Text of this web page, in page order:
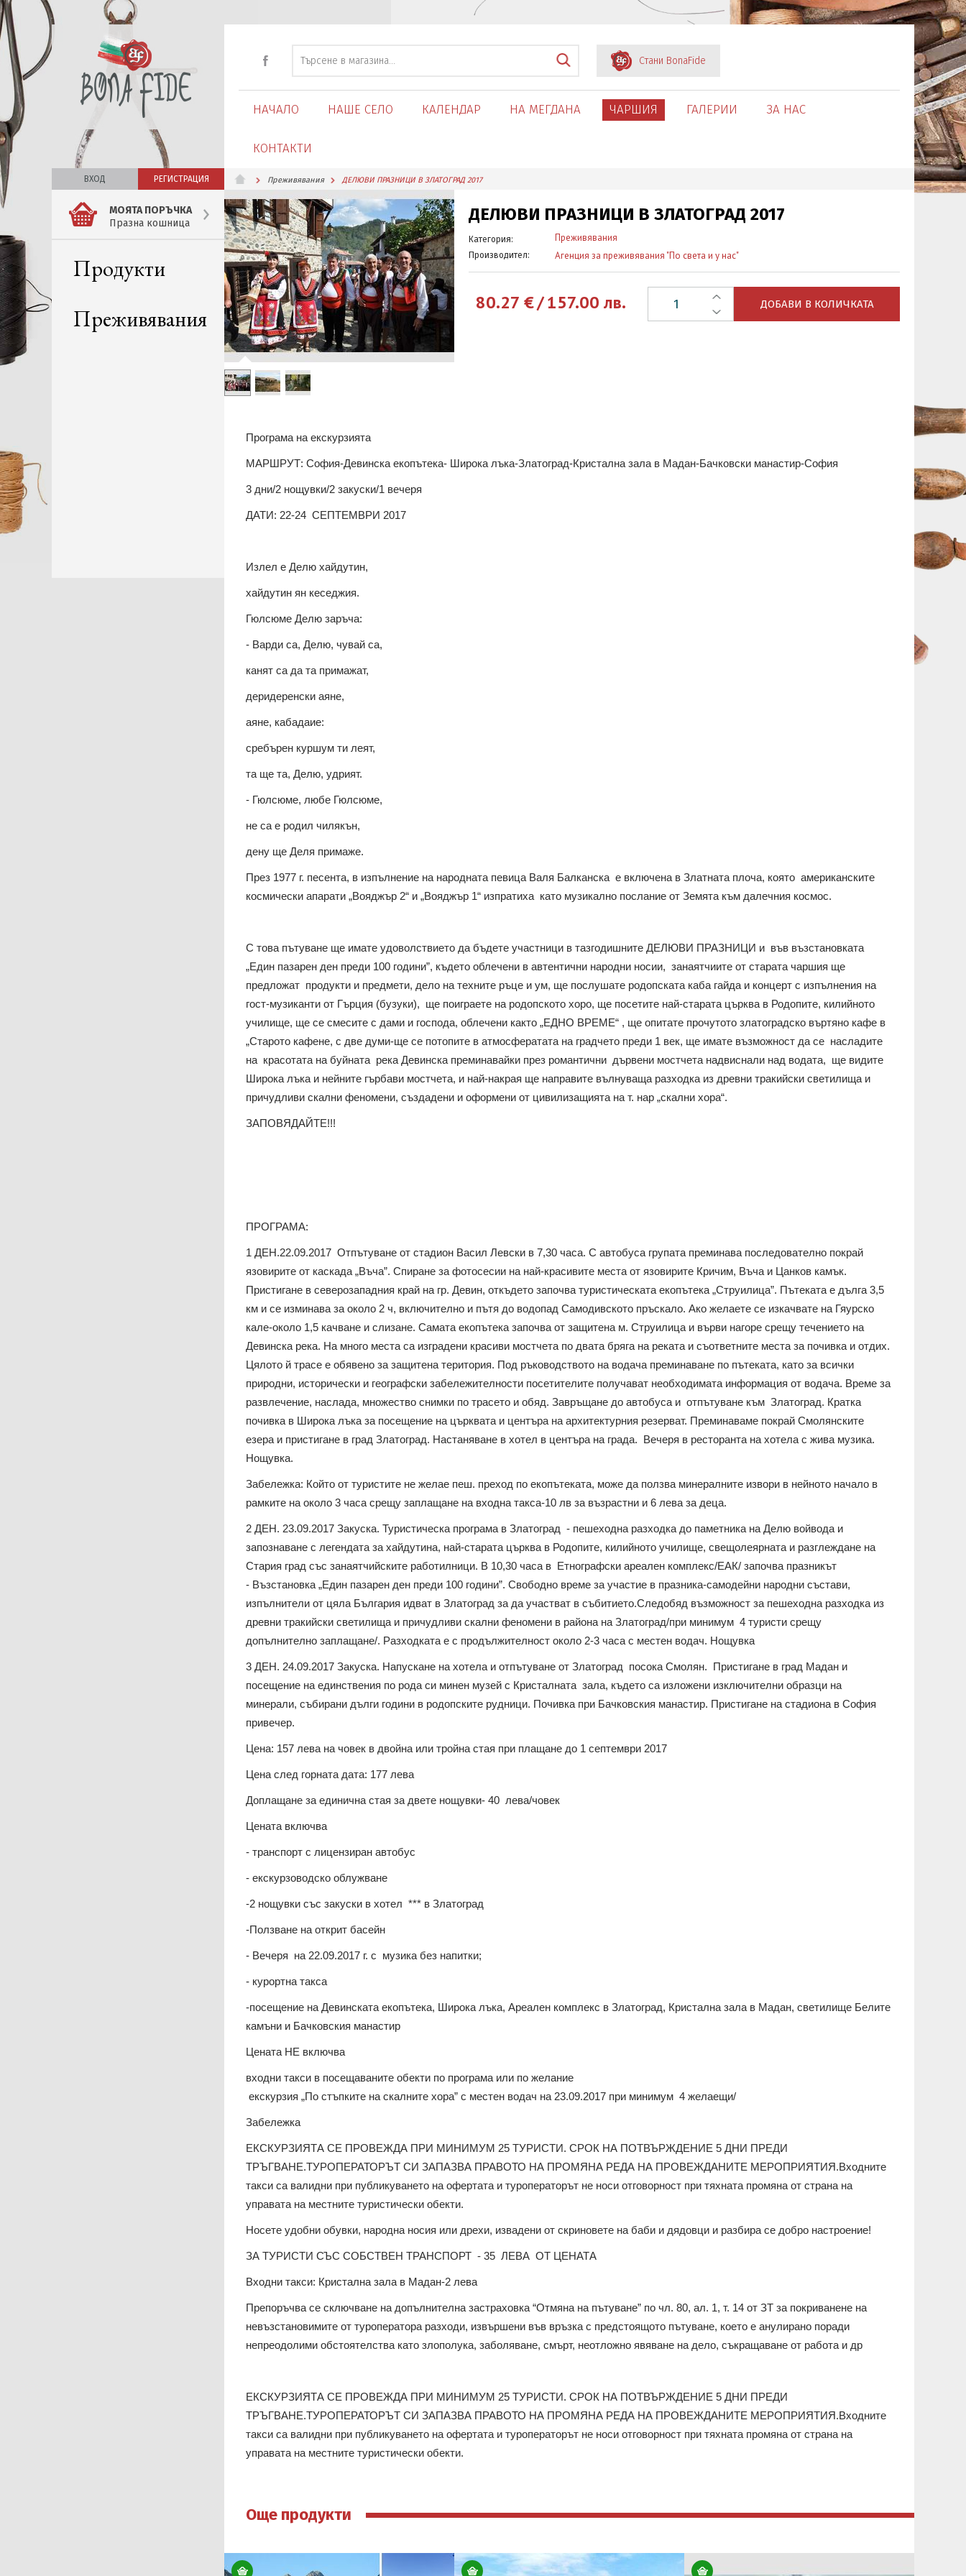
Стани BonaFide
НАЧАЛО НАШЕ СЕЛО КАЛЕНДАР НА МЕГДАНА ЧАРШИЯ ГАЛЕРИИ ЗА НАС
КОНТАКТИ
ВХОД РЕГИСТРАЦИЯ
МОЯТА ПОРЪЧКА
Празна кошница
Продукти
Преживявания
Преживявания ДЕЛЮВИ ПРАЗНИЦИ В ЗЛАТОГРАД 2017
ДЕЛЮВИ ПРАЗНИЦИ В ЗЛАТОГРАД 2017
Категория: Преживявания
Производител: Агенция за преживявания "По света и у нас"
80.27 €/157.00 лв. ДОБАВИ В КОЛИЧКАТА
Програма на екскурзията
МАРШРУТ: София-Девинска екопътека- Широка лъка-Златоград-Кристална зала в Мадан-Бачковски манастир-София
3 дни/2 нощувки/2 закуски/1 вечеря
ДАТИ: 22-24 СЕПТЕМВРИ 2017
Излел е Делю хайдутин,
хайдутин ян кеседжия.
Гюлсюме Делю заръча:
- Варди са, Делю, чувай са,
канят са да та примажат,
деридеренски аяне,
аяне, кабадаие:
сребърен куршум ти леят,
та ще та, Делю, удрият.
- Гюлсюме, любе Гюлсюме,
не са е родил чилякън,
дену ще Деля примаже.
През 1977 г. песента, в изпълнение на народната певица Валя Балканска е включена в Златната плоча, която американските
космически апарати „Вояджър 2“ и „Вояджър 1“ изпратиха като музикално послание от Земята към далечния космос.
С това пътуване ще имате удоволствието да бъдете участници в тазгодишните ДЕЛЮВИ ПРАЗНИЦИ и във възстановката
„Един пазарен ден преди 100 години”, където облечени в автентични народни носии, занаятчиите от старата чаршия ще
предложат продукти и предмети, дело на техните ръце и ум, ще послушате родопската каба гайда и концерт с изпълнения на
гост-музиканти от Гърция (бузуки), ще поиграете на родопското хоро, ще посетите най-старата църква в Родопите, килийното
училище, ще се смесите с дами и господа, облечени както „ЕДНО ВРЕМЕ“ , ще опитате прочутото златоградско въртяно кафе в
„Старото кафене, с две думи-ще се потопите в атмосфератата на градчето преди 1 век, ще имате възможност да се насладите
на красотата на буйната река Девинска преминавайки през романтични дървени мостчета надвиснали над водата, ще видите
Широка лъка и нейните гърбави мостчета, и най-накрая ще направите вълнуваща разходка из древни тракийски светилища и
причудливи скални феномени, създадени и оформени от цивилизащията на т. нар „скални хора“.
ЗАПОВЯДАЙТЕ!!!
ПРОГРАМА:
1 ДЕН.22.09.2017 Отпътуване от стадион Васил Левски в 7,30 часа. С автобуса групата преминава последователно покрай
язовирите от каскада „Въча”. Спиране за фотосесии на най-красивите места от язовирите Кричим, Въча и Цанков камък.
Пристигане в северозападния край на гр. Девин, откъдето започва туристическата екопътека „Струилица”. Пътеката е дълга 3,5
км и се изминава за около 2 ч, включително и пътя до водопад Самодивското пръскало. Ако желаете се изкачвате на Гяурско
кале-около 1,5 качване и слизане. Самата екопътека започва от защитена м. Струилица и върви нагоре срещу течението на
Девинска река. На много места са изградени красиви мостчета по двата бряга на реката и съответните места за почивка и отдих.
Цялото й трасе е обявено за защитена територия. Под ръководството на водача преминаване по пътеката, като за всички
природни, исторически и географски забележителности посетителите получават необходимата информация от водача. Време за
развлечение, наслада, множество снимки по трасето и обяд. Завръщане до автобуса и отпътуване към Златоград. Кратка
почивка в Широка лъка за посещение на църквата и центъра на архитектурния резерват. Преминаваме покрай Смолянските
езера и пристигане в град Златоград. Настаняване в хотел в центъра на града. Вечеря в ресторанта на хотела с жива музика.
Нощувка.
Забележка: Който от туристите не желае пеш. преход по екопътеката, може да ползва минералните извори в нейното начало в
рамките на около 3 часа срещу заплащане на входна такса-10 лв за възрастни и 6 лева за деца.
2 ДЕН. 23.09.2017 Закуска. Туристическа програма в Златоград - пешеходна разходка до паметника на Делю войвода и
запознаване с легендата за хайдутина, най-старата църква в Родопите, килийното училище, свещолеярната и разглеждане на
Стария град със занаятчийските работилници. В 10,30 часа в Етнографски ареален комплекс/ЕАК/ започва празникът
- Възстановка „Един пазарен ден преди 100 години”. Свободно време за участие в празника-самодейни народни състави,
изпълнители от цяла България идват в Златоград за да участват в събитието.Следобяд възможност за пешеходна разходка из
древни тракийски светилища и причудливи скални феномени в района на Златоград/при минимум 4 туристи срещу
допълнително заплащане/. Разходката е с продължителност около 2-3 часа с местен водач. Нощувка
3 ДЕН. 24.09.2017 Закуска. Напускане на хотела и отпътуване от Златоград посока Смолян. Пристигане в град Мадан и
посещение на единствения по рода си минен музей с Кристалната зала, където са изложени изключителни образци на
минерали, събирани дълги години в родопските рудници. Почивка при Бачковския манастир. Пристигане на стадиона в София
привечер.
Цена: 157 лева на човек в двойна или тройна стая при плащане до 1 септември 2017
Цена след горната дата: 177 лева
Доплащане за единична стая за двете нощувки- 40 лева/човек
Цената включва
- транспорт с лицензиран автобус
- екскурзоводско облужване
-2 нощувки със закуски в хотел *** в Златоград
-Ползване на открит басейн
- Вечеря на 22.09.2017 г. с музика без напитки;
- курортна такса
-посещение на Девинската екопътека, Широка лъка, Ареален комплекс в Златоград, Кристална зала в Мадан, светилище Белите
камъни и Бачковския манастир
Цената НЕ включва
входни такси в посещаваните обекти по програма или по желание
екскурзия „По стъпките на скалните хора” с местен водач на 23.09.2017 при минимум 4 желаещи/
Забележка
ЕКСКУРЗИЯТА СЕ ПРОВЕЖДА ПРИ МИНИМУМ 25 ТУРИСТИ. СРОК НА ПОТВЪРЖДЕНИЕ 5 ДНИ ПРЕДИ
ТРЪГВАНЕ.ТУРОПЕРАТОРЪТ СИ ЗАПАЗВА ПРАВОТО НА ПРОМЯНА РЕДА НА ПРОВЕЖДАНИТЕ МЕРОПРИЯТИЯ.Входните
такси са валидни при публикуването на офертата и туроператорът не носи отговорност при тяхната промяна от страна на
управата на местните туристически обекти.
Носете удобни обувки, народна носия или дрехи, извадени от скриновете на баби и дядовци и разбира се добро настроение!
ЗА ТУРИСТИ СЪС СОБСТВЕН ТРАНСПОРТ - 35 ЛЕВА ОТ ЦЕНАТА
Входни такси: Кристална зала в Мадан-2 лева
Препоръчва се сключване на допълнителна застраховка “Отмяна на пътуване” по чл. 80, ал. 1, т. 14 от ЗТ за покриванене на
невъзстановимите от туроператора разходи, извършени във връзка с предстоящото пътуване, което е анулирано поради
непреодолими обстоятелства като злополука, заболяване, смърт, неотложно явяване на дело, съкращаване от работа и др
ЕКСКУРЗИЯТА СЕ ПРОВЕЖДА ПРИ МИНИМУМ 25 ТУРИСТИ. СРОК НА ПОТВЪРЖДЕНИЕ 5 ДНИ ПРЕДИ
ТРЪГВАНЕ.ТУРОПЕРАТОРЪТ СИ ЗАПАЗВА ПРАВОТО НА ПРОМЯНА РЕДА НА ПРОВЕЖДАНИТЕ МЕРОПРИЯТИЯ.Входните
такси са валидни при публикуването на офертата и туроператорът не носи отговорност при тяхната промяна от страна на
управата на местните туристически обекти.
Още продукти